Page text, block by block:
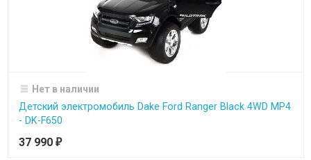
Нет в наличии
Детский электромобиль Dake Ford Ranger Black 4WD MP4
- DK-F650
37 990 ₽